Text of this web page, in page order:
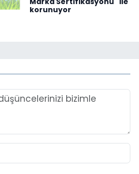
korunuyor